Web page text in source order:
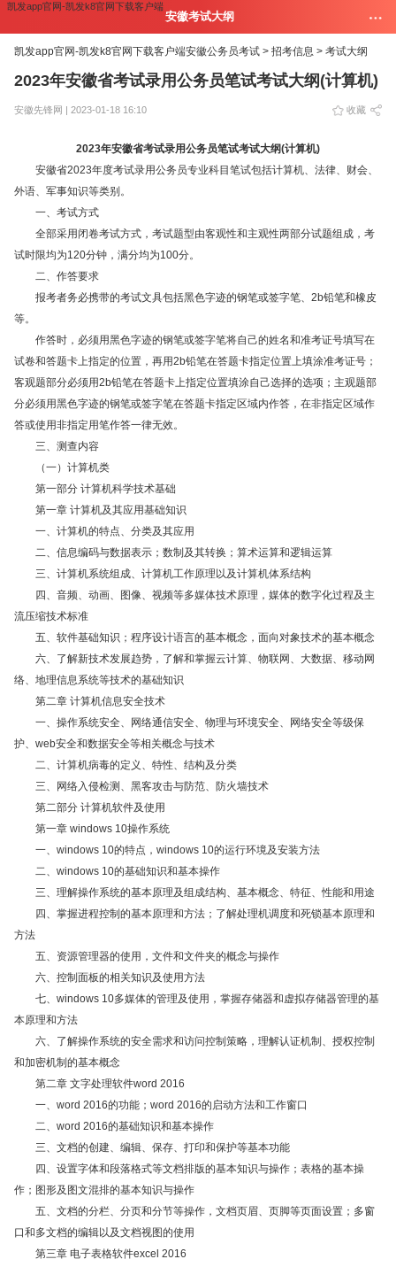
凯发app官网-凯发k8官网下载客户端
安徽考试大纲
凯发app官网-凯发k8官网下载客户端安徽公务员考试 > 招考信息 > 考试大纲
2023年安徽省考试录用公务员笔试考试大纲(计算机)
安徽先锋网 | 2023-01-18 16:10 收藏
2023年安徽省考试录用公务员笔试考试大纲(计算机)
安徽省2023年度考试录用公务员专业科目笔试包括计算机、法律、财会、
外语、军事知识等类别。
一、考试方式
全部采用闭卷考试方式，考试题型由客观性和主观性两部分试题组成，考
试时限均为120分钟，满分均为100分。
二、作答要求
报考者务必携带的考试文具包括黑色字迹的钢笔或签字笔、2b铅笔和橡皮
等。
作答时，必须用黑色字迹的钢笔或签字笔将自己的姓名和准考证号填写在
试卷和答题卡上指定的位置，再用2b铅笔在答题卡指定位置上填涂准考证号；
客观题部分必须用2b铅笔在答题卡上指定位置填涂自己选择的选项；主观题部
分必须用黑色字迹的钢笔或签字笔在答题卡指定区域内作答，在非指定区域作
答或使用非指定用笔作答一律无效。
三、测查内容
（一）计算机类
第一部分 计算机科学技术基础
第一章 计算机及其应用基础知识
一、计算机的特点、分类及其应用
二、信息编码与数据表示；数制及其转换；算术运算和逻辑运算
三、计算机系统组成、计算机工作原理以及计算机体系结构
四、音频、动画、图像、视频等多媒体技术原理，媒体的数字化过程及主
流压缩技术标准
五、软件基础知识；程序设计语言的基本概念，面向对象技术的基本概念
六、了解新技术发展趋势，了解和掌握云计算、物联网、大数据、移动网
络、地理信息系统等技术的基础知识
第二章 计算机信息安全技术
一、操作系统安全、网络通信安全、物理与环境安全、网络安全等级保
护、web安全和数据安全等相关概念与技术
二、计算机病毒的定义、特性、结构及分类
三、网络入侵检测、黑客攻击与防范、防火墙技术
第二部分 计算机软件及使用
第一章 windows 10操作系统
一、windows 10的特点，windows 10的运行环境及安装方法
二、windows 10的基础知识和基本操作
三、理解操作系统的基本原理及组成结构、基本概念、特征、性能和用途
四、掌握进程控制的基本原理和方法；了解处理机调度和死锁基本原理和
方法
五、资源管理器的使用，文件和文件夹的概念与操作
六、控制面板的相关知识及使用方法
七、windows 10多媒体的管理及使用，掌握存储器和虚拟存储器管理的基
本原理和方法
六、了解操作系统的安全需求和访问控制策略，理解认证机制、授权控制
和加密机制的基本概念
第二章 文字处理软件word 2016
一、word 2016的功能；word 2016的启动方法和工作窗口
二、word 2016的基础知识和基本操作
三、文档的创建、编辑、保存、打印和保护等基本功能
四、设置字体和段落格式等文档排版的基本知识与操作；表格的基本操
作；图形及图文混排的基本知识与操作
五、文档的分栏、分页和分节等操作，文档页眉、页脚等页面设置；多窗
口和多文档的编辑以及文档视图的使用
第三章 电子表格软件excel 2016